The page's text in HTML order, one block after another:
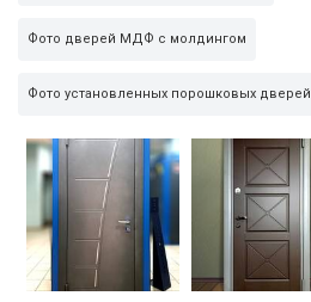
Фото дверей МДФ с молдингом
Фото установленных порошковых дверей